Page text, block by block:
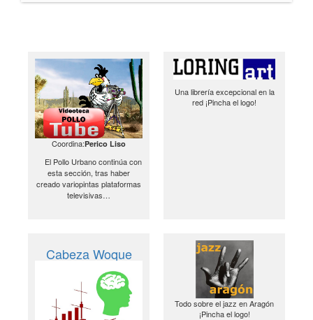
Coordina:Perico Liso
El Pollo Urbano continúa con
esta sección, tras haber
creado variopintas plataformas
televisivas…
Una librería excepcional en la
red ¡Pincha el logo!
Cabeza Woque
Todo sobre el jazz en Aragón
¡Pincha el logo!